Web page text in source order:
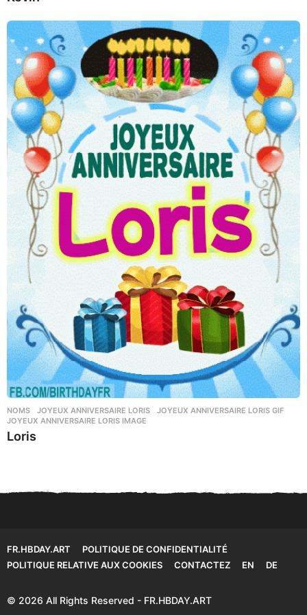
NOMS JOYEUX ANNIVERSAIRE LORIS ,JOYEUX ANNIVERSAIRE LORIS GIF
JOYEUX ANNIVERSAIRE LORIS IMAGE
Loris
FR.HBDAY.ART
POLITIQUE DE CONFIDENTIALITÉ
POLITIQUE RELATIVE AUX COOKIES
CONTACTEZ EN DE
© 2026 All Rights Reserved - FR.HBDAY.ART